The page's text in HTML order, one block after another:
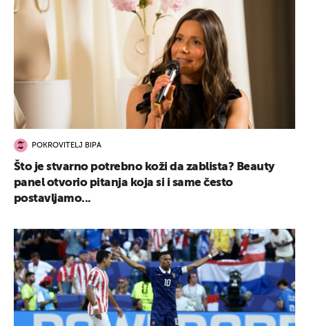
POKROVITELJ BIPA
Što je stvarno potrebno koži da zablista? Beauty
panel otvorio pitanja koja si i same često
postavljamo...